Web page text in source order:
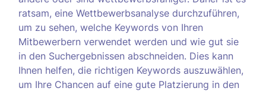
ratsam, eine Wettbewerbsanalyse durchzuführen,
um zu sehen, welche Keywords von Ihren
Mitbewerbern verwendet werden und wie gut sie
in den Suchergebnissen abschneiden. Dies kann
Ihnen helfen, die richtigen Keywords auszuwählen,
um Ihre Chancen auf eine gute Platzierung in den